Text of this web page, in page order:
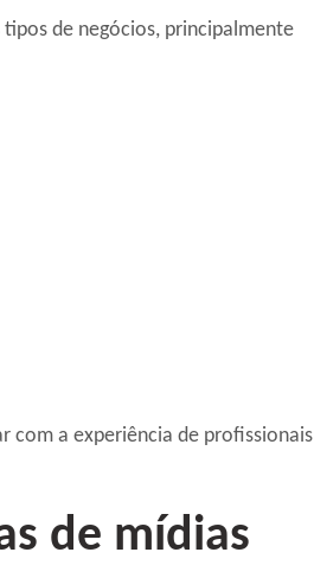
de negócios, principalmente
com a experiência de profissionais
de mídias